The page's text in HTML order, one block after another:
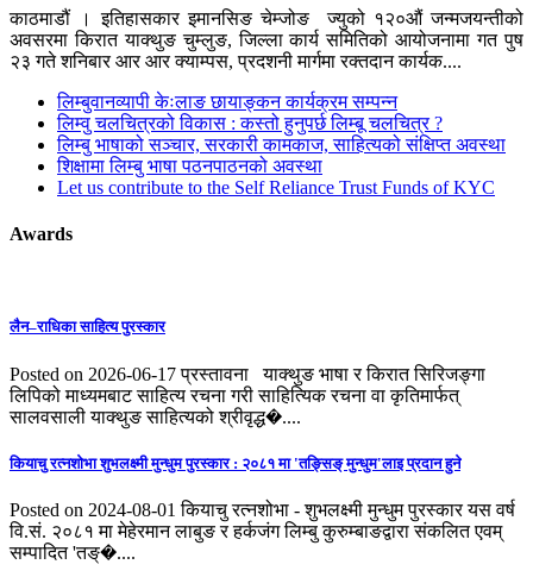
काठमाडौं । इतिहासकार इमानसिङ चेम्जोङ ज्युको १२०औं जन्मजयन्तीको
अवसरमा किरात याक्थुङ चुम्लुङ, जिल्ला कार्य समितिको आयोजनामा गत पुष
२३ गते शनिबार आर आर क्याम्पस, प्रदशनी मार्गमा रक्तदान कार्यक....
लिम्बुवानव्यापी केःलाङ छायाङ्कन कार्यक्रम सम्पन्न
लिम्वु चलचित्रको विकास : कस्तो हुनुपर्छ लिम्बू चलचित्र ?
लिम्बु भाषाको सञ्चार, सरकारी कामकाज, साहित्यको संक्षिप्त अवस्था
शिक्षामा लिम्बु भाषा पठनपाठनको अवस्था
Let us contribute to the Self Reliance Trust Funds of KYC
Awards
लैन–राधिका साहित्य पुरस्कार
Posted on 2026-06-17प्रस्तावना याक्थुङ भाषा र किरात सिरिजङ्गा
लिपिको माध्यमबाट साहित्य रचना गरी साहित्यिक रचना वा कृतिमार्फत्
सालवसाली याक्थुङ साहित्यको श्रीवृद्ध�....
कियाचु रत्नशाेभा शुभलक्ष्मी मुन्धुम पुरस्कार : २०८१ मा 'तङ्सिङ् मुन्धुम'लाइ प्रदान हुने
Posted on 2024-08-01 कियाचु रत्नशोभा - शुभलक्ष्मी मुन्धुम पुरस्कार यस वर्ष
वि.सं. २०८१ मा मेहेरमान लाबुङ र हर्कजंग लिम्बु कुरुम्बाङद्वारा संकलित एवम्
सम्पादित 'तङ्�....